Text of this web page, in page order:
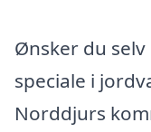
Ønsker du
speciale i
Norddjurs